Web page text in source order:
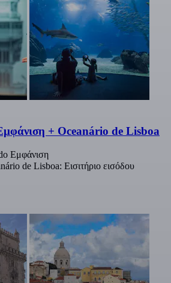
+ Oceanário de Lisboa
Εμφάνιση
de Lisboa: Εισιτήριο εισόδου